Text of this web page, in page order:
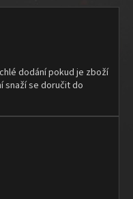
dodání pokud je zboží
snaží se doručit do